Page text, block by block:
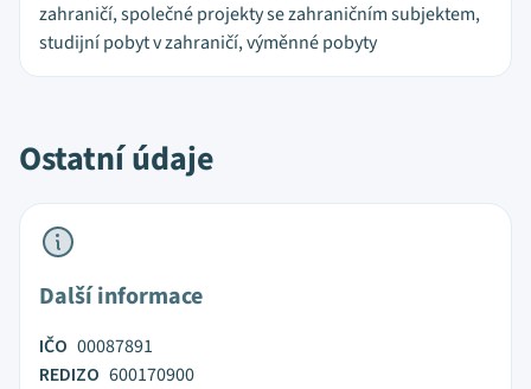
zahraničí, společné projekty se zahraničním subjektem,
studijní pobyt v zahraničí, výměnné pobyty
Ostatní údaje
Další informace
IČO 00087891
REDIZO 600170900